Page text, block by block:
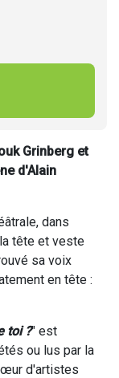
Grinberg et
d'Alain
dans
tête et veste
sa voix
en tête :
toi ?" est
ou lus par la
d'artistes